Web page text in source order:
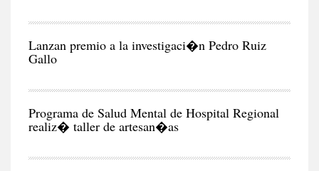
Lanzan premio a la investigaci�n Pedro Ruiz
Gallo
Programa de Salud Mental de Hospital Regional
realiz� taller de artesan�as